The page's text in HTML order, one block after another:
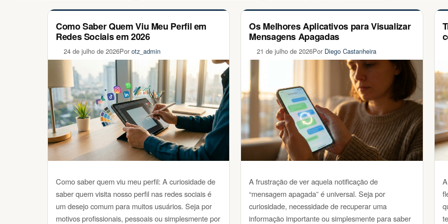
Como Saber Quem Viu Meu Perfil em
Redes Sociais em 2026
24 de julho de 2026Por otz_admin
Como saber quem viu meu perfil: A curiosidade de
saber quem visita nosso perfil nas redes sociais é
um desejo comum para muitos usuários. Seja por
motivos profissionais, pessoais ou simplesmente por
Os Melhores Aplicativos para Visualizar
Mensagens Apagadas
21 de julho de 2026Por Diego Castanheira
A frustração de ver aquela notificação de
“mensagem apagada” é universal. Seja por
curiosidade, necessidade de recuperar uma
informação importante ou simplesmente para saber